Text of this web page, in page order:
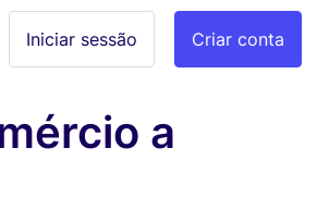
Criar conta
Iniciar sessão
a